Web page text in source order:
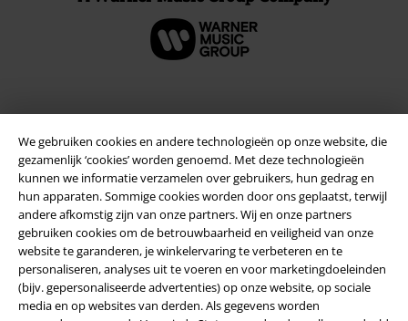
We gebruiken cookies en andere technologieën op onze website, die
gezamenlijk ‘cookies’ worden genoemd. Met deze technologieën
kunnen we informatie verzamelen over gebruikers, hun gedrag en
hun apparaten. Sommige cookies worden door ons geplaatst, terwijl
andere afkomstig zijn van onze partners. Wij en onze partners
gebruiken cookies om de betrouwbaarheid en veiligheid van onze
website te garanderen, je winkelervaring te verbeteren en te
personaliseren, analyses uit te voeren en voor marketingdoeleinden
(bijv. gepersonaliseerde advertenties) op onze website, op sociale
media en op websites van derden. Als gegevens worden